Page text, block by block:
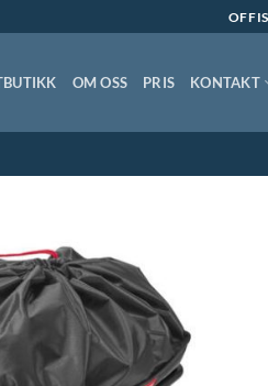
OM OSS PRIS KONTAKT